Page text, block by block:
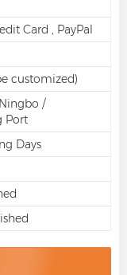
Card , PayPal
customized)
/
Port
Days